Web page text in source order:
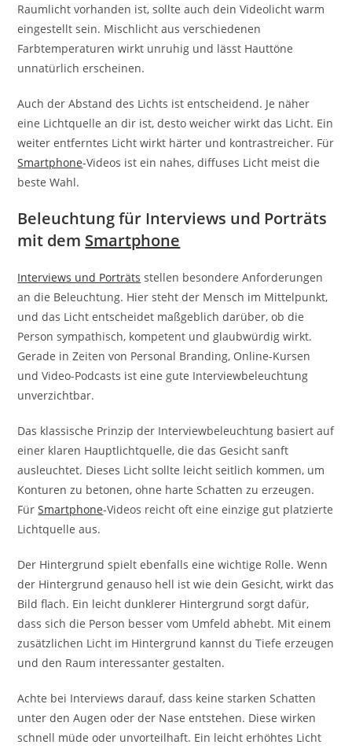
Raumlicht vorhanden ist, sollte auch dein Videolicht warm
eingestellt sein. Mischlicht aus verschiedenen
Farbtemperaturen wirkt unruhig und lässt Hauttöne
unnatürlich erscheinen.
Auch der Abstand des Lichts ist entscheidend. Je näher
eine Lichtquelle an dir ist, desto weicher wirkt das Licht. Ein
weiter entferntes Licht wirkt härter und kontrastreicher. Für
Smartphone-Videos ist ein nahes, diffuses Licht meist die
beste Wahl.
Beleuchtung für Interviews und Porträts
mit dem Smartphone
Interviews und Porträts stellen besondere Anforderungen
an die Beleuchtung. Hier steht der Mensch im Mittelpunkt,
und das Licht entscheidet maßgeblich darüber, ob die
Person sympathisch, kompetent und glaubwürdig wirkt.
Gerade in Zeiten von Personal Branding, Online-Kursen
und Video-Podcasts ist eine gute Interviewbeleuchtung
unverzichtbar.
Das klassische Prinzip der Interviewbeleuchtung basiert auf
einer klaren Hauptlichtquelle, die das Gesicht sanft
ausleuchtet. Dieses Licht sollte leicht seitlich kommen, um
Konturen zu betonen, ohne harte Schatten zu erzeugen.
FürSmartphone-Videos reicht oft eine einzige gut platzierte
Lichtquelle aus.
Der Hintergrund spielt ebenfalls eine wichtige Rolle. Wenn
der Hintergrund genauso hell ist wie dein Gesicht, wirkt das
Bild flach. Ein leicht dunklerer Hintergrund sorgt dafür,
dass sich die Person besser vom Umfeld abhebt. Mit einem
zusätzlichen Licht im Hintergrund kannst du Tiefe erzeugen
und den Raum interessanter gestalten.
Achte bei Interviews darauf, dass keine starken Schatten
unter den Augen oder der Nase entstehen. Diese wirken
schnell müde oder unvorteilhaft. Ein leicht erhöhtes Licht